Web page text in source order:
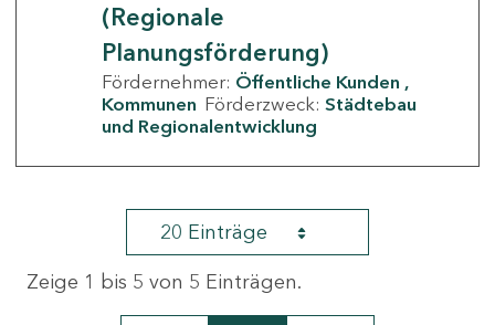
(Regionale
Planungsförderung)
Fördernehmer: Öffentliche Kunden
Kommunen Förderzweck: Städtebau
und Regionalentwicklung
20 Einträge
Zeige 1 bis 5 von 5 Einträgen.